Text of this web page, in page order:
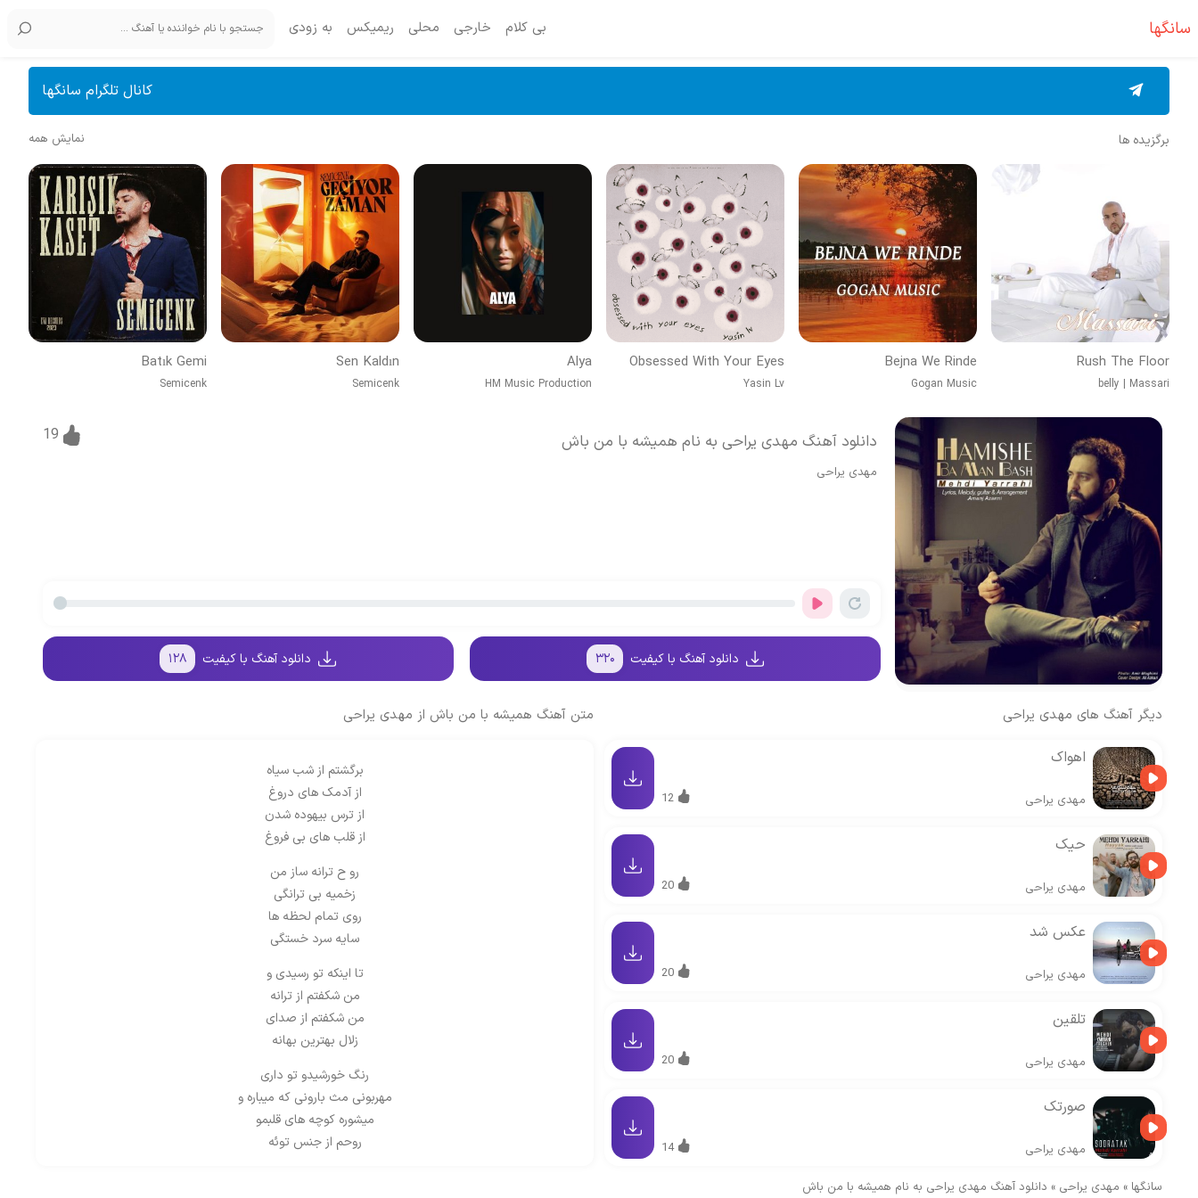
سانگها بی کلام خارجی محلی ریمیکس به زودی
کانال تلگرام سانگها
برگزیده ها نمایش همه
Rush The Floor
belly | Massari
Bejna We Rinde
Gogan Music
Obsessed With Your Eyes
Yasin Lv
Alya
HM Music Production
Sen Kaldın
Semicenk
Batık Gemi
Semicenk
دانلود آهنگ مهدی یراحی به نام همیشه با من باش
مهدی یراحی
19
دانلود آهنگ با کیفیت ۳۲۰ دانلود آهنگ با کیفیت ۱۲۸
متن آهنگ همیشه با من باش از مهدی یراحی
برگشتم از شب سیاه
از آدمک های دروغ
از ترس بیهوده شدن
از قلب های بی فروغ
رو ح ترانه ساز من
زخمیه بی ترانگی
روی تمام لحظه ها
سایه سرد خستگی
تا اینکه تو رسیدی و
من شکفتم از ترانه
من شکفتم از صدای
زلال بهترین بهانه
رنگ خورشیدو تو داری
مهربونی مث بارونی که میباره و
میشوره کوچه های قلبمو
روحم از جنس توئه
دیگر آهنگ های مهدی یراحی
اهواک
مهدی یراحی 12
حیک
مهدی یراحی 20
عکس شد
مهدی یراحی 20
تلقین
مهدی یراحی 20
صورتک
مهدی یراحی 14
سانگها » مهدی یراحی » دانلود آهنگ مهدی یراحی به نام همیشه با من باش